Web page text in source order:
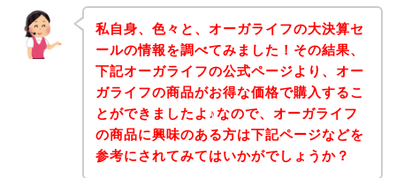
私自身、色々と、オーガライフの大決算セ
ールの情報を調べてみました！その結果、
下記オーガライフの公式ページより、オー
ガライフの商品がお得な価格で購入するこ
とができましたよ♪なので、オーガライフ
の商品に興味のある方は下記ページなどを
参考にされてみてはいかがでしょうか？